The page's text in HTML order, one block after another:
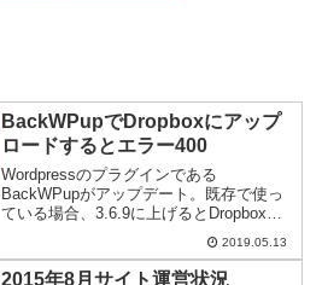
BackWPupでDropboxにアップ
ロードするとエラー400
Wordpressのプラグインである
BackWPupがアップデート。既存で使っ
ている場合、3.6.9に上げるとDropboxへ
のアップロードでエラー(400)が起きる。
2019.05.13
2015年8月サイト運営状況